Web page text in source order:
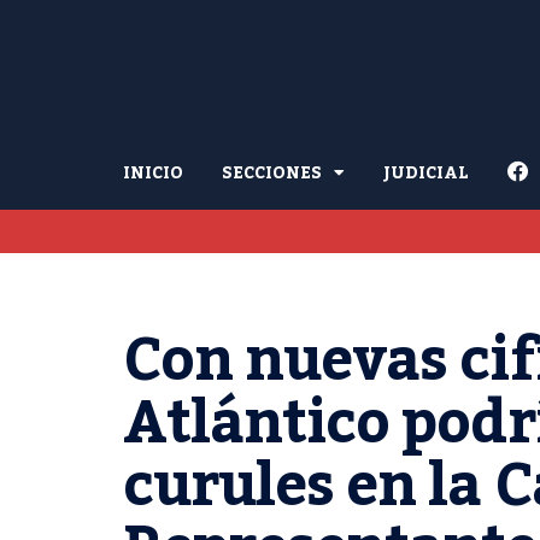
INICIO SECCIONES JUDICIAL
Con nuevas
Atlántico
curules en la